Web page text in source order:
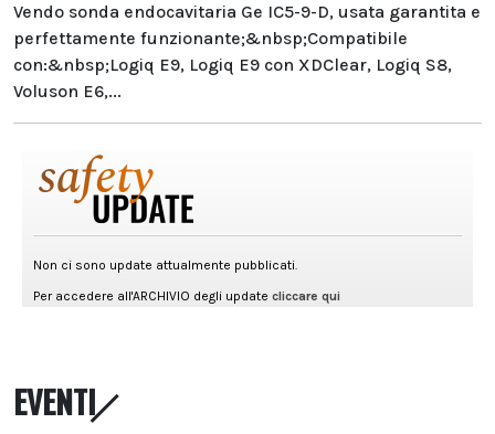
Vendo sonda endocavitaria Ge IC5-9-D, usata garantita e
perfettamente funzionante;&nbsp;Compatibile
con:&nbsp;Logiq E9, Logiq E9 con XDClear, Logiq S8,
Voluson E6,...
EVENTI